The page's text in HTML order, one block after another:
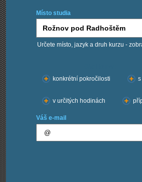
Místo studia
Určete místo, jazyk a druh kurzu -
konkrétní pokročilosti
v určitých hodinách
Váš e-mail